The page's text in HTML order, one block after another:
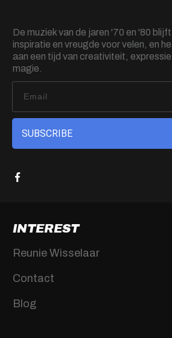
De muziek van de jaren '70 en '80
inspiratie en vreugde voor velen, en
aan een tijd van creativiteit,
magie.
SUBSCRIBE
INTEREST
Reunie Wisselaar
Contact
Blog